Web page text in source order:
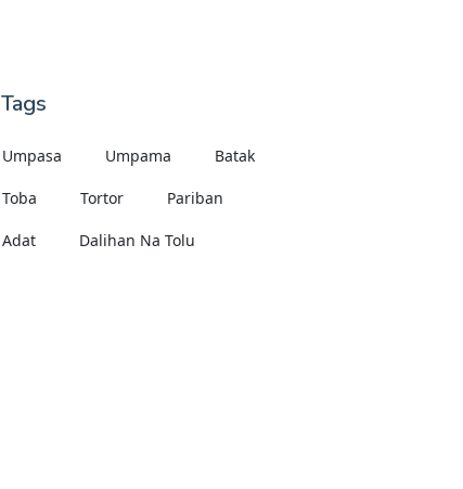
Tags
Umpasa Umpama Batak
Toba Tortor Pariban
Adat Dalihan Na Tolu